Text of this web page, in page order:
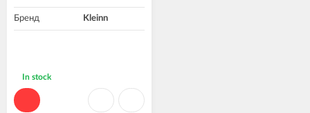
Бренд Kleinn
In stock